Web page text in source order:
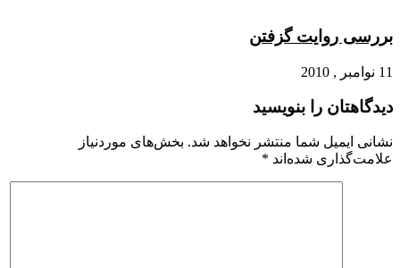
بررسی روایت گزفتن
11 نوامبر , 2010
دیدگاهتان را بنویسید
نشانی ایمیل شما منتشر نخواهد شد. بخش‌های موردنیاز
علامت‌گذاری شده‌اند *